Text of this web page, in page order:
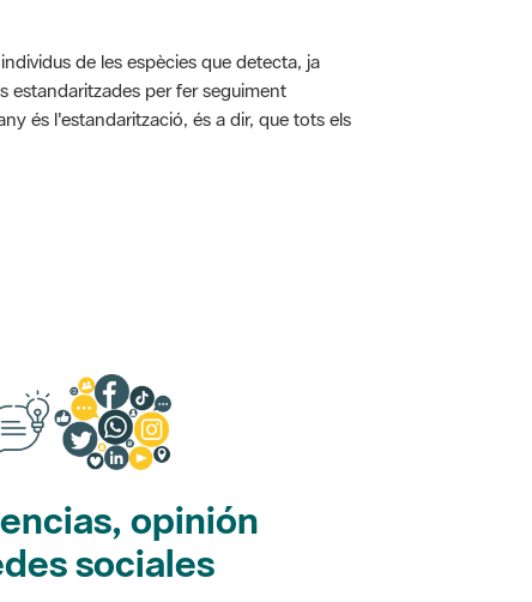
de les espècies que detecta, ja
estandaritzades per fer seguiment
és l'estandarització, és a dir, que tots els
opinión
sociales